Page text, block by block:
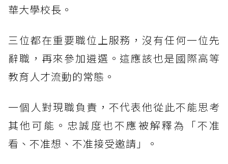
華大學校長。
三位都在重要職位上服務，沒有任何一位先
辭職，再來參加遴選。這應該也是國際高等
教育人才流動的常態。
一個人對現職負責，不代表他從此不能思考
其他可能。忠誠度也不應被解釋為「不准
看、不准想、不准接受邀請」。